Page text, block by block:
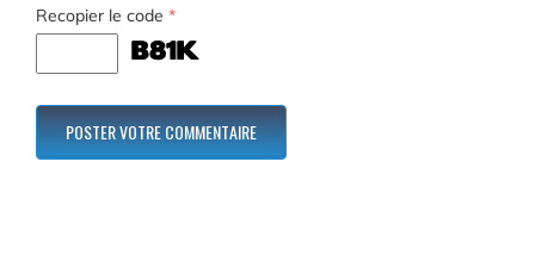
Recopier le code *